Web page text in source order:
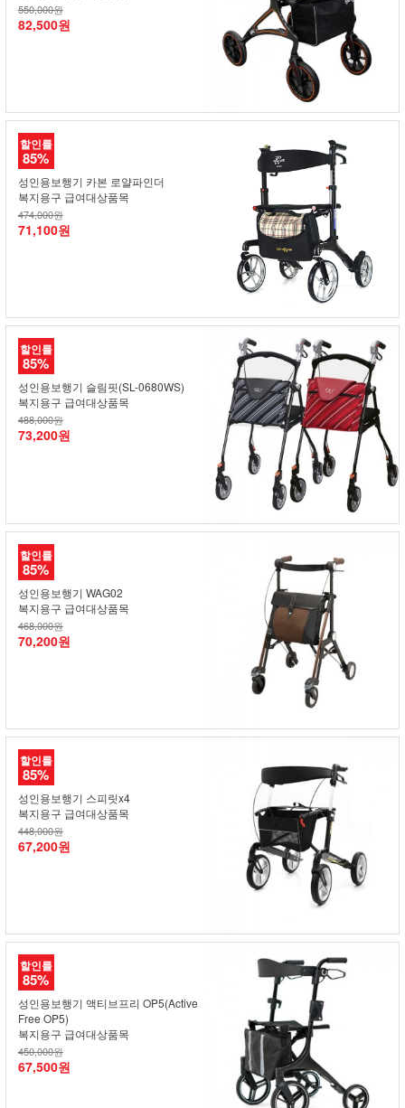
550,000원
82,500원
할인률
85%
성인용보행기 카본 로얄파인더
복지용구 급여대상품목
474,000원
71,100원
할인률
85%
성인용보행기 슬림핏(SL-0680WS)
복지용구 급여대상품목
488,000원
73,200원
할인률
85%
성인용보행기 WAG02
복지용구 급여대상품목
468,000원
70,200원
할인률
85%
성인용보행기 스피릿x4
복지용구 급여대상품목
448,000원
67,200원
할인률
85%
성인용보행기 액티브프리 OP5(Active
Free OP5)
복지용구 급여대상품목
450,000원
67,500원